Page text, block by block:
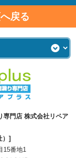
戻る
専門店 株式会社リペア
）]
15番地1